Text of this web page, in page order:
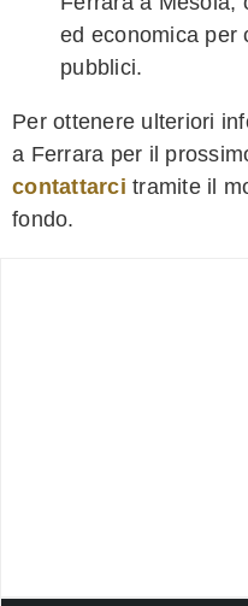
ed economica per
pubblici.
Per ottenere ulteriori
a Ferrara per il
contattarci tramite il
fondo.